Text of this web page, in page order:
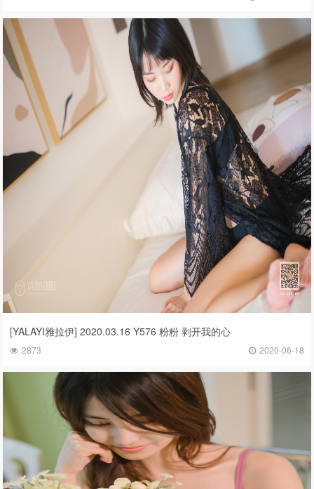
[YALAYI雅拉伊] 2020.03.16 Y576 粉粉 剥开我的心
2873 2020-06-18